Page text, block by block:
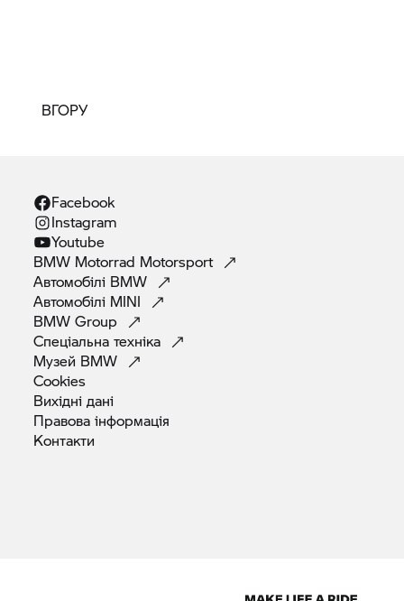
ВГОРУ
Facebook
Instagram
Youtube
BMW Motorrad Motorsport
Автомобілі BMW
Автомобілі MINI
BMWGroup
Спеціальнатехніка
Музей BMW
Cookies
Вихіднідані
Правоваінформація
Контакти